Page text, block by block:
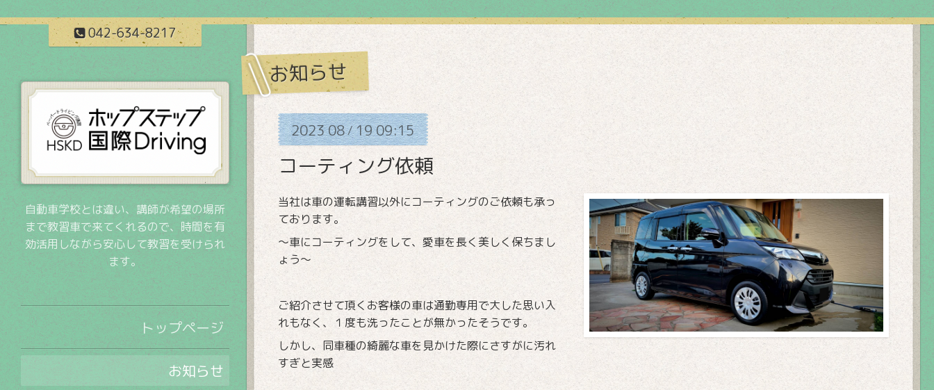
042-634-8217
お知らせ
202308/1909:15
コーティング依頼
当社は車の運転講習以外にコーティングのご依頼も承っ
ております。
～車にコーティングをして、愛車を長く美しく保ちまし
ょう～
ご紹介させて頂くお客様の車は通勤専用で大した思い入
れもなく、１度も洗ったことが無かったそうです。
しかし、同車種の綺麗な車を見かけた際にさすがに汚れ
すぎと実感
自動車学校とは違い、講師が希望の場所
まで教習車で来てくれるので、時間を有
効活用しながら安心して教習を受けられ
ます。
トップページ
お知らせ